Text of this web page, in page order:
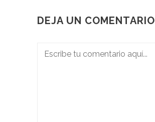
DEJA UN COMENTARIO